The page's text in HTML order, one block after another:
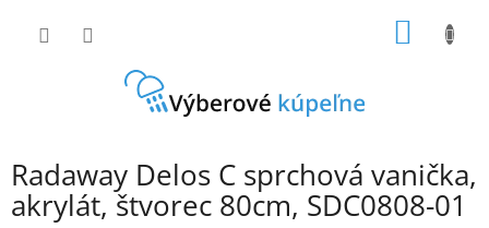
Radaway Delos C sprchová vanička,
akrylát, štvorec 80cm, SDC0808-01